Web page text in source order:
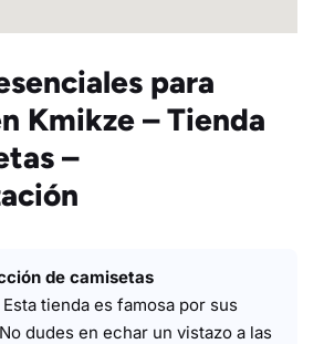
para
Kmikze – Tienda
–
de camisetas
Esta tienda es famosa por sus
dudes en echar un vistazo a las